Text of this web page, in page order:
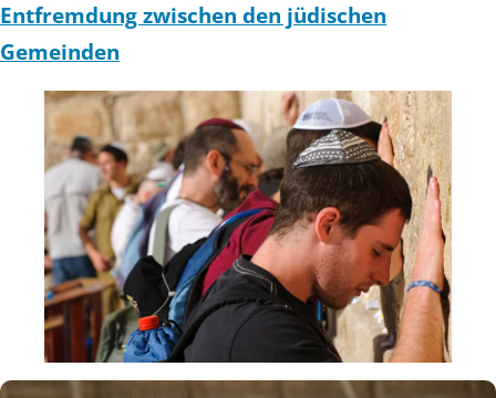
Entfremdung zwischen den jüdischen
Gemeinden